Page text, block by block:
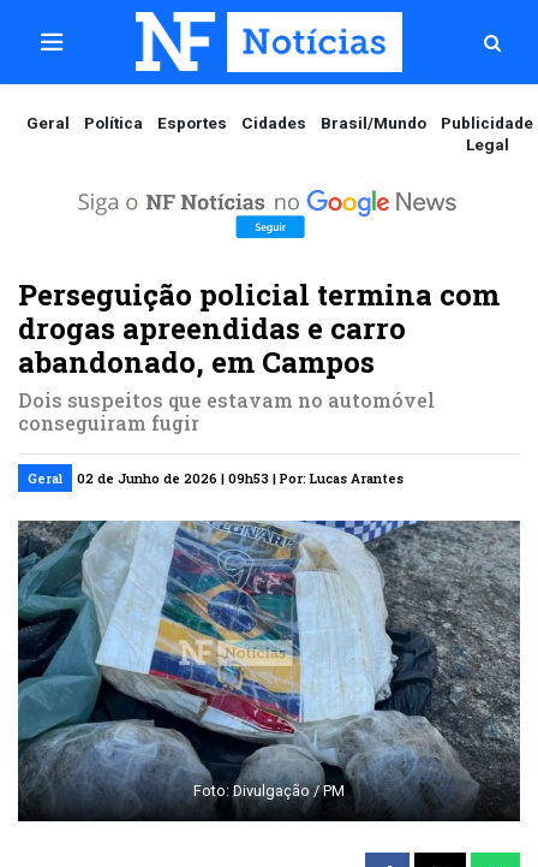
Geral Política Esportes Cidades Brasil/Mundo
Publicidade
Legal
Perseguição policial termina com
drogas apreendidas e carro
abandonado, em Campos
Dois suspeitos que estavam no automóvel
conseguiram fugir
Geral 02 de Junho de 2026 | 09h53 | Por: Lucas Arantes
Foto: Divulgação / PM